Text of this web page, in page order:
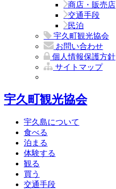
商店・販売店
交通手段
民泊
宇久町観光協会
お問い合わせ
個人情報保護方針
サイトマップ
宇久町観光協会
宇久島について
食べる
泊まる
体験する
観る
買う
交通手段